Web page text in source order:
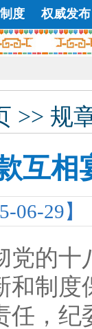
度 权威发布
>> 规
互
06-29】
的十
和制
任，